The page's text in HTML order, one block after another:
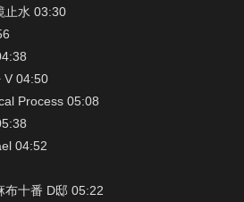
止水 03:30
V 04:50
Process 05:08
04:52
布十番 D邸 05:22